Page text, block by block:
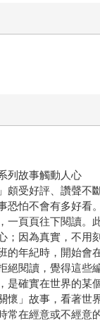
列故事觸動人心
頗受好評、讚聲
恐怕不會有多好
一頁頁往下閱讀
因為真實，不用
的年紀時，開始
絕閱讀，覺得這
是確實在世界的
懷」故事，看著
常在經意或不經